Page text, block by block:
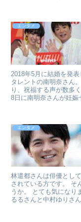
エンタメ
2018年5月に結婚を発
タレントの南明奈さん
り、祝福する声が数多
8日に南明奈さんが妊娠
エンタメ
林遣都さんは俳優とし
されている方です。 そ
うか。 とても気になり
るるさんと中村ゆりさ